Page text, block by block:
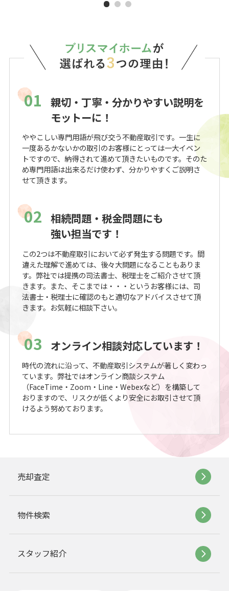
01
親切・丁寧・分かりやすい説明を
モットーに！
ややこしい専門用語が飛び交う不動産取引です。一生に
一度あるかないかの取引のお客様にとっては一大イベン
トですので、納得されて進めて頂きたいものです。そのた
め専門用語は出来るだけ使わず、分かりやすくご説明さ
せて頂きます。
02 相続問題・税金問題にも
強い担当です！
この2つは不動産取引において必ず発生する問題です。間
違えた理解で進めては、後々大問題になることもありま
す。弊社では提携の司法書士、税理士をご紹介させて頂
きます。また、そこまでは・・・というお客様には、司
法書士・税理士に確認のもと適切なアドバイスさせて頂
きます。お気軽に相談下さい。
03 オンライン相談対応しています！
時代の流れに沿って、不動産取引システムが著しく変わっ
ています。弊社ではオンライン商談システム
（FaceTime・Zoom・Line・Webexなど）を構築して
おりますので、リスクが低くより安全にお取引させて頂
けるよう努めております。
売却査定
物件検索
スタッフ紹介